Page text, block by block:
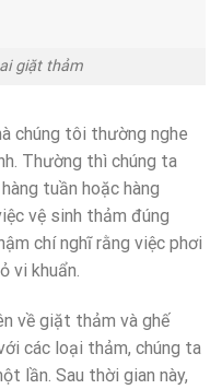
giặt thảm
chúng tôi thường nghe
Thường thì chúng ta
tuần hoặc hàng
vệ sinh thảm đúng
chí nghĩ rằng việc phơi
vi khuẩn.
về giặt thảm và ghế
các loại thảm, chúng ta
lần. Sau thời gian này,